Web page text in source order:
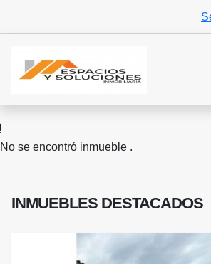
No se encontró inmueble .
INMUEBLES DESTACADOS